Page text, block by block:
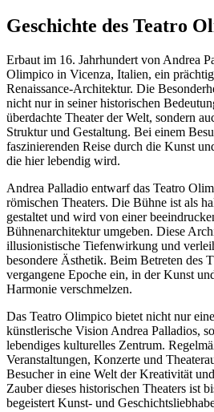
Geschichte des Teatro
Erbaut im 16. Jahrhundert von Andrea
Olimpico in Vicenza, Italien, ein
Renaissance-Architektur. Die
nicht nur in seiner historischen
überdachte Theater der Welt, sondern
Struktur und Gestaltung. Bei einem
faszinierenden Reise durch die Kunst
die hier lebendig wird.
Andrea Palladio entwarf das Teatro
römischen Theaters. Die Bühne ist als
gestaltet und wird von einer
Bühnenarchitektur umgeben. Diese
illusionistische Tiefenwirkung und
besondere Ästhetik. Beim Betreten des
vergangene Epoche ein, in der Kunst
Harmonie verschmelzen.
Das Teatro Olimpico bietet nicht nur
künstlerische Vision Andrea Palladios,
lebendiges kulturelles Zentrum.
Veranstaltungen, Konzerte und
Besucher in eine Welt der Kreativität
Zauber dieses historischen Theaters ist
begeistert Kunst- und